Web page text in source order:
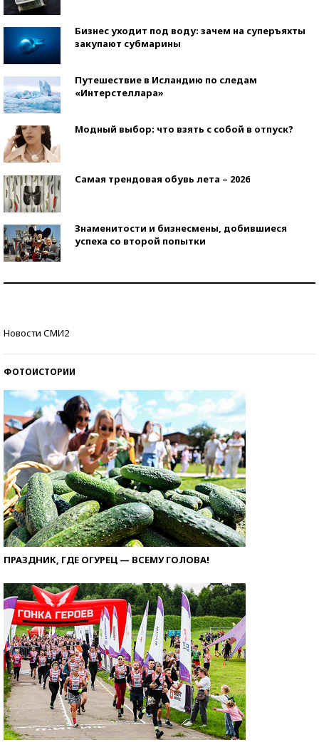
Бизнес уходит под воду: зачем на суперъяхты
закупают субмарины
Путешествие в Исландию по следам
«Интерстеллара»
Модный выбор: что взять с собой в отпуск?
Самая трендовая обувь лета – 2026
Знаменитости и бизнесмены, добившиеся
успеха со второй попытки
Новости СМИ2
ФОТОИСТОРИИ
ПРАЗДНИК, ГДЕ ОГУРЕЦ — ВСЕМУ ГОЛОВА!